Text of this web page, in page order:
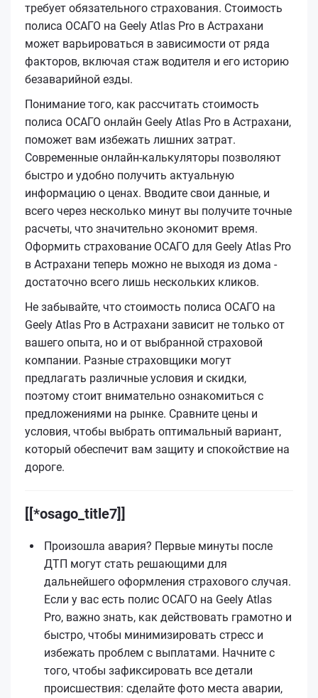
требует обязательного страхования. Стоимость
полиса ОСАГО на Geely Atlas Pro в Астрахани
может варьироваться в зависимости от ряда
факторов, включая стаж водителя и его историю
безаварийной езды.
Понимание того, как рассчитать стоимость
полиса ОСАГО онлайн Geely Atlas Pro в Астрахани,
поможет вам избежать лишних затрат.
Современные онлайн-калькуляторы позволяют
быстро и удобно получить актуальную
информацию о ценах. Вводите свои данные, и
всего через несколько минут вы получите точные
расчеты, что значительно экономит время.
Оформить страхование ОСАГО для Geely Atlas Pro
в Астрахани теперь можно не выходя из дома -
достаточно всего лишь нескольких кликов.
Не забывайте, что стоимость полиса ОСАГО на
Geely Atlas Pro в Астрахани зависит не только от
вашего опыта, но и от выбранной страховой
компании. Разные страховщики могут
предлагать различные условия и скидки,
поэтому стоит внимательно ознакомиться с
предложениями на рынке. Сравните цены и
условия, чтобы выбрать оптимальный вариант,
который обеспечит вам защиту и спокойствие на
дороге.
[[*osago_title7]]
Произошла авария? Первые минуты после
ДТП могут стать решающими для
дальнейшего оформления страхового случая.
Если у вас есть полис ОСАГО на Geely Atlas
Pro, важно знать, как действовать грамотно и
быстро, чтобы минимизировать стресс и
избежать проблем с выплатами. Начните с
того, чтобы зафиксировать все детали
происшествия: сделайте фото места аварии,